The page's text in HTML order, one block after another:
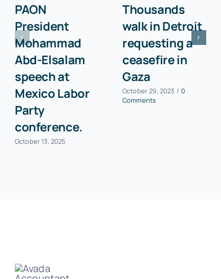
PAON
President
Mohammad
Abd-Elsalam
speech at
Mexico Labor
Party
conference.
October 13, 2025
Thousands
walk in Detroit
requesting a
ceasefire in
Gaza
October 29, 2023 | 0
Comments